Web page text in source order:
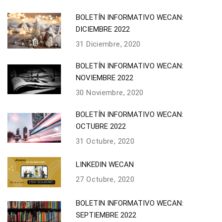
BOLETÍN INFORMATIVO WECAN:
DICIEMBRE 2022
31 Diciembre, 2020
BOLETÍN INFORMATIVO WECAN:
NOVIEMBRE 2022
30 Noviembre, 2020
BOLETÍN INFORMATIVO WECAN:
OCTUBRE 2022
31 Octubre, 2020
LINKEDIN WECAN
27 Octubre, 2020
BOLETIN INFORMATIVO WECAN:
SEPTIEMBRE 2022